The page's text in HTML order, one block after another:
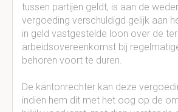
tussen partijen geldt, is aan de
vergoeding verschuldigd gelijk aan
in geld vastgestelde loon over de
arbeidsovereenkomst bij
behoren voort te duren.
De kantonrechter kan deze
indien hem dit met het oog op de